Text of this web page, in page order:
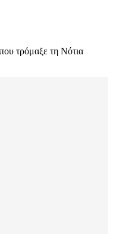
τρόμαξε τη Νότια